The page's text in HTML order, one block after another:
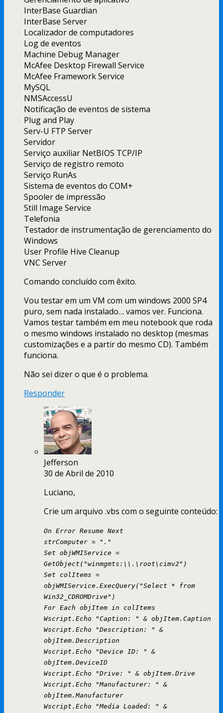
InterBase Guardian
InterBase Server
Localizador de computadores
Log de eventos
Machine Debug Manager
McAfee Desktop Firewall Service
McAfee Framework Service
MySQL
NMSAccessU
Notificação de eventos de sistema
Plug and Play
Serv-U FTP Server
Servidor
Serviço auxiliar NetBIOS TCP/IP
Serviço de registro remoto
Serviço RunAs
Sistema de eventos do COM+
Spooler de impressão
Still Image Service
Telefonia
Testador de instrumentação de gerenciamento do
Windows
User Profile Hive Cleanup
VNC Server
Comando concluído com êxito.
Vou testar em um VM com um windows 2000 SP4
puro, sem nada instalado… vamos ver. Funciona.
Vamos testar também em meu notebook que roda
o mesmo windows instalado no desktop (mesmas
customizações e a partir do mesmo CD). Também
funciona.
Não sei dizer o que é o problema.
Responder
Jefferson
30 de Abril de 2010
Luciano,
Crie um arquivo .vbs com o seguinte conteúdo:
On Error Resume Next
strComputer = "."
Set objWMIService =
GetObject("winmgmts:\\.\root\cimv2")
Set colItems =
objWMIService.ExecQuery("Select * from
Win32_CDROMDrive")
For Each objItem in colItems
Wscript.Echo "Caption: " & objItem.Caption
Wscript.Echo "Description: " &
objItem.Description
Wscript.Echo "Device ID: " &
objItem.DeviceID
Wscript.Echo "Drive: " & objItem.Drive
Wscript.Echo "Manufacturer: " &
objItem.Manufacturer
Wscript.Echo "Media Loaded: " &